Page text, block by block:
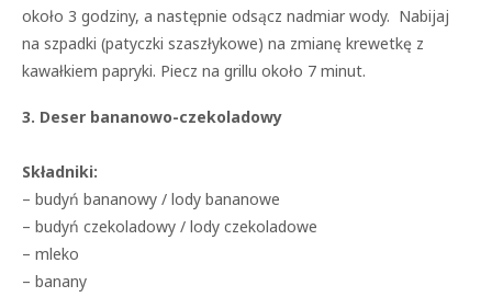
około 3 godziny, a następnie odsącz nadmiar wody. Nabijaj
na szpadki (patyczki szaszłykowe) na zmianę krewetkę z
kawałkiem papryki. Piecz na grillu około 7 minut.
3. Deser bananowo-czekoladowy
Składniki:
– budyń bananowy / lody bananowe
– budyń czekoladowy / lody czekoladowe
– mleko
– banany